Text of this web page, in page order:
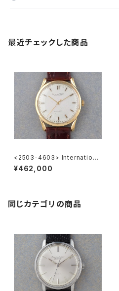
最近チェックした商品
<2503-4603> Internationa
l Watch Co.
¥462,000
同じカテゴリの商品